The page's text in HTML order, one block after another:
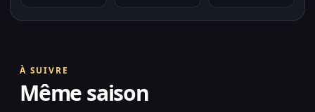
À SUIVRE
Même saison